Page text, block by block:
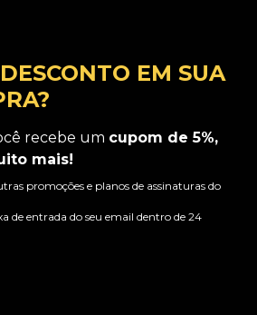
EM SUA
recebe um cupom de 5%,
mais!
promoções e planos de assinaturas do
de entrada do seu email dentro de 24